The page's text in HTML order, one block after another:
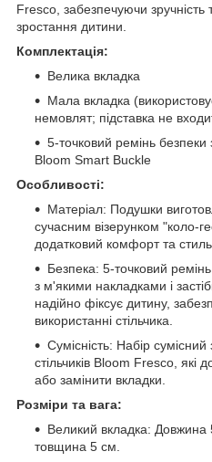
Fresco, забезпечуючи зручність
зростання дитини.
Комплектація:
Велика вкладка
Мала вкладка
немовлят; підставка не
5-точковий ремінь безпеки
Bloom Smart Buckle
Особливості:
Матеріал: Подушки
сучасним візерунком "коло-
додатковий комфорт та
Безпека: 5-точковий
з м'якими накладками і
надійно фіксує дитину,
використанні стільчика.
Сумісність: Набір
стільчиків Bloom Fresco, які
або замінити вкладки.
Розміри та вага:
Великий вкладка:
товщина 5 см.